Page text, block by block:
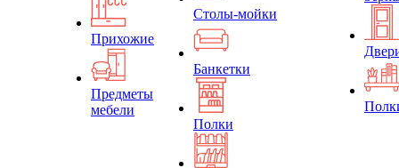
Прихожие
Предметы
мебели
Столы-мойки
Банкетки
Полки